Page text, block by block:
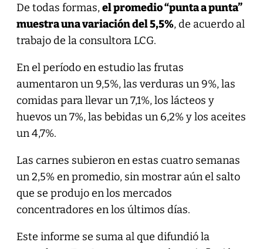
De todas formas,el promedio “punta a punta”
muestra una variación del 5,5%, de acuerdo al
trabajo de la consultora LCG.
En el período en estudio las frutas
aumentaron un 9,5%, las verduras un 9%, las
comidas para llevar un 7,1%, los lácteos y
huevos un 7%, las bebidas un 6,2% y los aceites
un 4,7%.
Las carnes subieron en estas cuatro semanas
un 2,5% en promedio, sin mostrar aún el salto
que se produjo en los mercados
concentradores en los últimos días.
Este informe se suma al que difundió la